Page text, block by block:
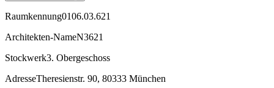
Raumkennung0106.03.621
Architekten-NameN3621
Stockwerk3. Obergeschoss
AdresseTheresienstr. 90, 80333 München